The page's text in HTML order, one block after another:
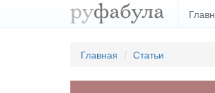
Главная Статьи